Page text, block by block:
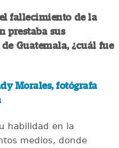
fallecimiento de la
prestaba sus
Guatemala, ¿cuál fue
Morales, fotógrafa
habilidad en la
medios, donde